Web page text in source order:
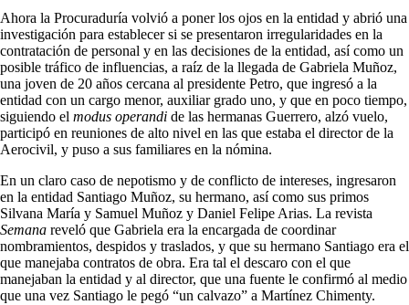
Ahora la Procuraduría volvió a poner los ojos en la entidad y abrió una
investigación para establecer si se presentaron irregularidades en la
contratación de personal y en las decisiones de la entidad, así como un
posible tráfico de influencias, a raíz de la llegada de Gabriela Muñoz,
una joven de 20 años cercana al presidente Petro, que ingresó a la
entidad con un cargo menor, auxiliar grado uno, y que en poco tiempo,
siguiendo el modus operandi de las hermanas Guerrero, alzó vuelo,
participó en reuniones de alto nivel en las que estaba el director de la
Aerocivil, y puso a sus familiares en la nómina.
En un claro caso de nepotismo y de conflicto de intereses, ingresaron
en la entidad Santiago Muñoz, su hermano, así como sus primos
Silvana María y Samuel Muñoz y Daniel Felipe Arias. La revista
Semana reveló que Gabriela era la encargada de coordinar
nombramientos, despidos y traslados, y que su hermano Santiago era el
que manejaba contratos de obra. Era tal el descaro con el que
manejaban la entidad y al director, que una fuente le confirmó al medio
que una vez Santiago le pegó “un calvazo” a Martínez Chimenty.